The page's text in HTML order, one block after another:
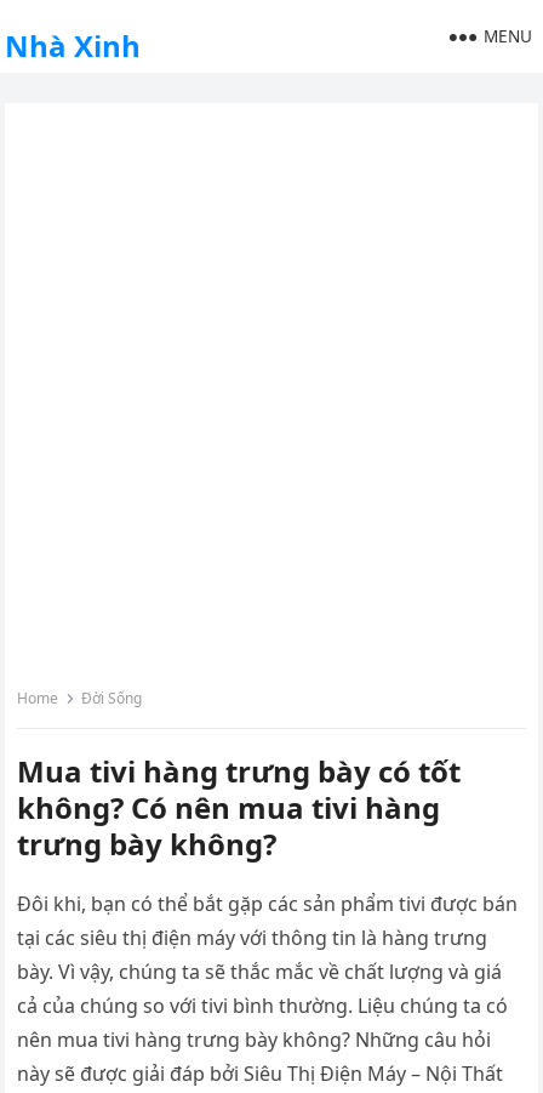
Nhà Xinh MENU
Home Đời Sống
Mua tivi hàng trưng bày có tốt
không? Có nên mua tivi hàng
trưng bày không?
Đôi khi, bạn có thể bắt gặp các sản phẩm tivi được bán
tại các siêu thị điện máy với thông tin là hàng trưng
bày. Vì vậy, chúng ta sẽ thắc mắc về chất lượng và giá
cả của chúng so với tivi bình thường. Liệu chúng ta có
nên mua tivi hàng trưng bày không? Những câu hỏi
này sẽ được giải đáp bởi Siêu Thị Điện Máy – Nội Thất